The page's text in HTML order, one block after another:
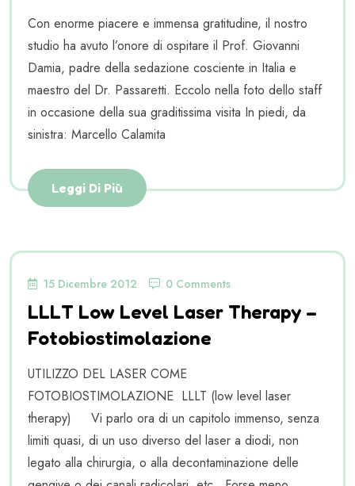
Con enorme piacere e immensa gratitudine, il nostro
studio ha avuto l’onore di ospitare il Prof. Giovanni
Damia, padre della sedazione cosciente in Italia e
maestro del Dr. Passaretti. Eccolo nella foto dello staff
in occasione della sua graditissima visita In piedi, da
sinistra: Marcello Calamita
Leggi Di Più
15 Dicembre 2012 0 Comments
LLLT Low Level Laser Therapy –
Fotobiostimolazione
UTILIZZO DEL LASER COME
FOTOBIOSTIMOLAZIONE LLLT (low level laser
therapy) Vi parlo ora di un capitolo immenso, senza
limiti quasi, di un uso diverso del laser a diodi, non
legato alla chirurgia, o alla decontaminazione delle